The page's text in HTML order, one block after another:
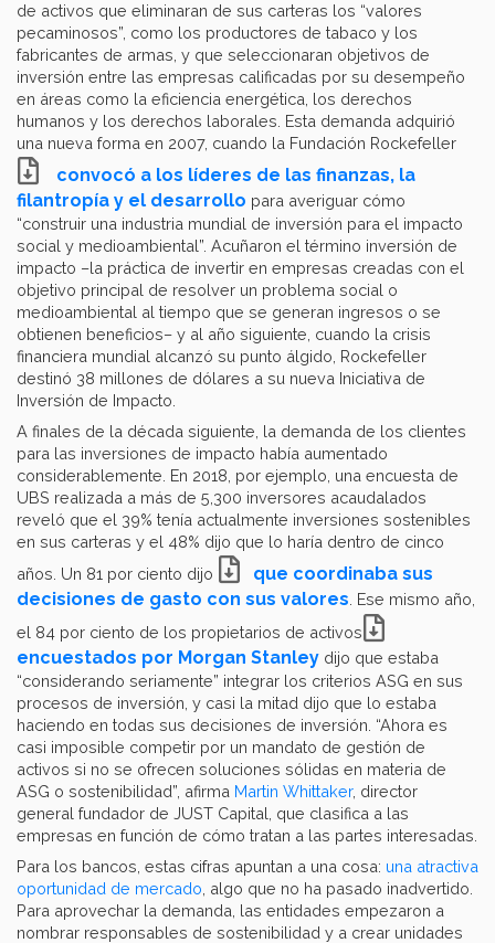
de activos que eliminaran de sus carteras los “valores
pecaminosos”, como los productores de tabaco y los
fabricantes de armas, y que seleccionaran objetivos de
inversión entre las empresas calificadas por su desempeño
en áreas como la eficiencia energética, los derechos
humanos y los derechos laborales. Esta demanda adquirió
una nueva forma en 2007, cuando la Fundación Rockefeller
convocó a los líderes de las finanzas, la
filantropía y el desarrollo para averiguar cómo
“construir una industria mundial de inversión para el impacto
social y medioambiental”. Acuñaron el término inversión de
impacto –la práctica de invertir en empresas creadas con el
objetivo principal de resolver un problema social o
medioambiental al tiempo que se generan ingresos o se
obtienen beneficios– y al año siguiente, cuando la crisis
financiera mundial alcanzó su punto álgido, Rockefeller
destinó 38 millones de dólares a su nueva Iniciativa de
Inversión de Impacto.
A finales de la década siguiente, la demanda de los clientes
para las inversiones de impacto había aumentado
considerablemente. En 2018, por ejemplo, una encuesta de
UBS realizada a más de 5,300 inversores acaudalados
reveló que el 39% tenía actualmente inversiones sostenibles
en sus carteras y el 48% dijo que lo haría dentro de cinco
años. Un 81 por ciento dijo
que coordinaba sus
decisiones de gasto con sus valores . Ese mismo año,
el 84 por ciento de los propietarios de activos
encuestados por Morgan Stanley dijo que estaba
“considerando seriamente” integrar los criterios ASG en sus
procesos de inversión, y casi la mitad dijo que lo estaba
haciendo en todas sus decisiones de inversión. “Ahora es
casi imposible competir por un mandato de gestión de
activos si no se ofrecen soluciones sólidas en materia de
ASG o sostenibilidad”, afirma Martin Whittaker, director
general fundador de JUST Capital, que clasifica a las
empresas en función de cómo tratan a las partes interesadas.
Para los bancos, estas cifras apuntan a una cosa: una atractiva
oportunidad de mercado , algo que no ha pasado inadvertido.
Para aprovechar la demanda, las entidades empezaron a
nombrar responsables de sostenibilidad y a crear unidades